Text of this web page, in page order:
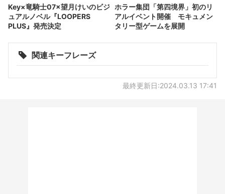
Key×竜騎士07×望月けいのビジ
ュアルノベル『LOOPERS
PLUS』発売決定
ホラー集団「第四境界」初のリ
アルイベント開催 モキュメン
タリー型ゲームを展開
関連キーフレーズ
最終更新日:2024.03.13 17:41